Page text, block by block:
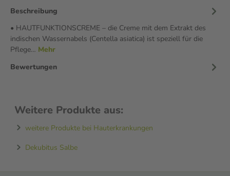
Beschreibung
• HAUTFUNKTIONSCREME – die Creme mit dem Extrakt des
indischen Wassernabels (Centella asiatica) ist speziell für die
Pflege… Mehr
Bewertungen
Weitere Produkte aus:
weitere Produkte bei Hauterkrankungen
Dekubitus Salbe